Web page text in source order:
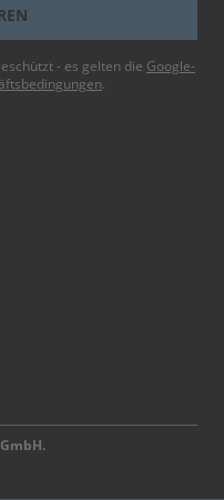
- es gelten die Google-
.